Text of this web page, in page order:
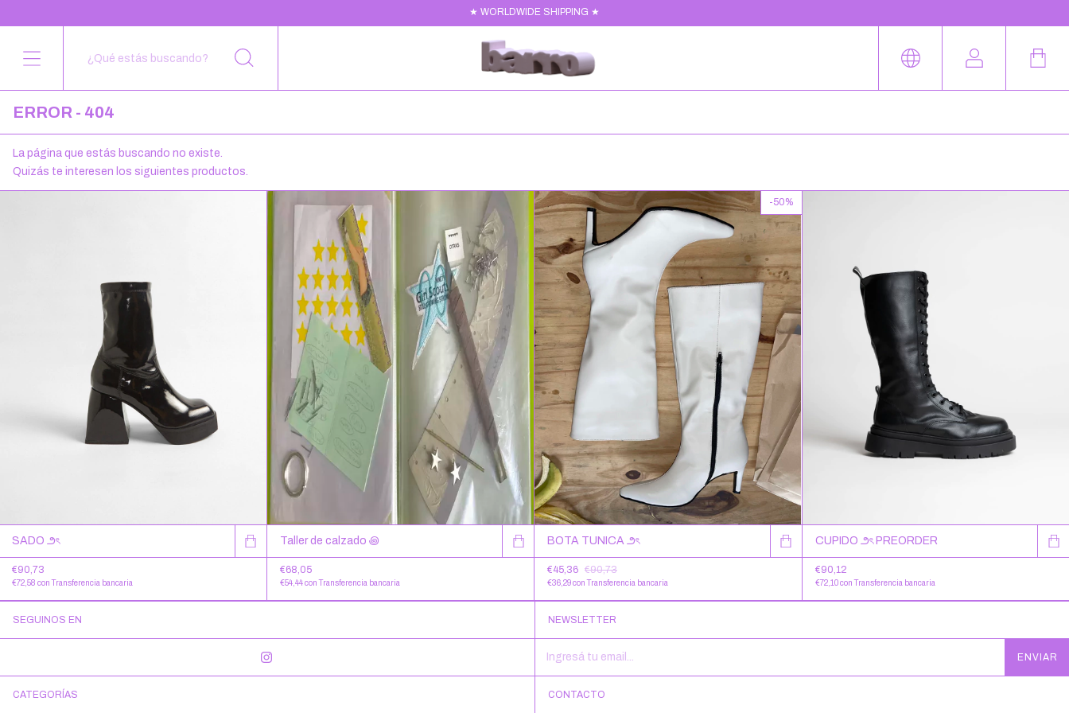
★ WORLDWIDE SHIPPING ★
ERROR - 404
La página que estás buscando no existe.
Quizás te interesen los siguientes productos.
SADO ౨ৎ
€90,73
€72,58 con Transferencia bancaria
Taller de calzado ꩜
€68,05
€54,44con Transferencia bancaria
-50%
BOTA TUNICA ౨ৎ
€45,36 €90,73
€36,29con Transferencia bancaria
CUPIDO ౨ৎ PREORDER
€90,12
€72,10con Transferencia bancaria
SEGUINOS EN NEWSLETTER
CATEGORÍAS CONTACTO